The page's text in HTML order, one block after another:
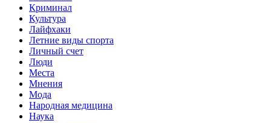
Криминал
Культура
Лайфхаки
Летние виды спорта
Личный счет
Люди
Места
Мнения
Мода
Народная медицина
Наука